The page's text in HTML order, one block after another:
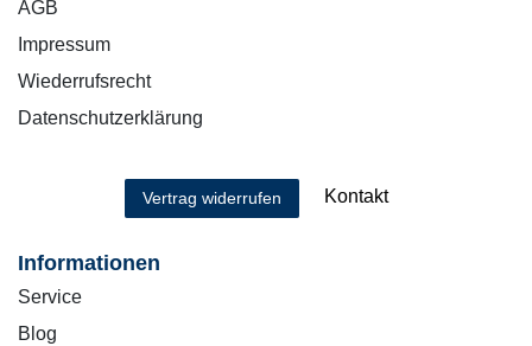
AGB
Impressum
Wiederrufsrecht
Datenschutzerklärung
Vertrag widerrufen Kontakt
Informationen
Service
Blog